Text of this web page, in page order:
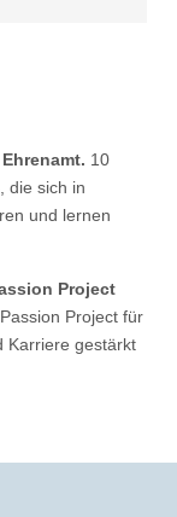
10
die sich in
und lernen
Project
Project für
Karriere gestärkt